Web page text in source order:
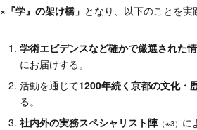
×『学』の架け橋」 となり、以下のことを実
学術エビデンスなど確かで厳選された
にお届けする。
活動を通じて1200年続く京都の文化・
る。
社内外の実務スペシャリスト陣（※3） に